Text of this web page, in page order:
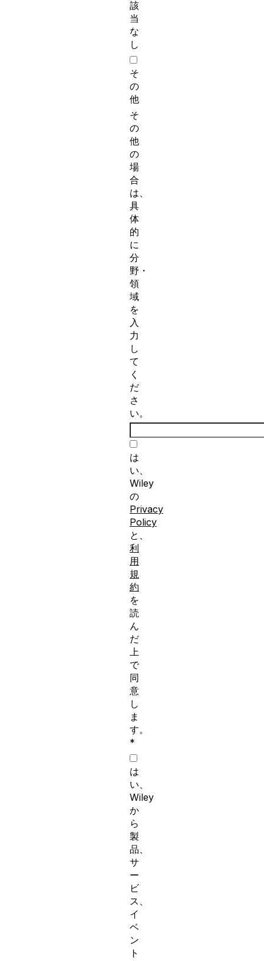
該
当
な
し
そ
の
他
そ
の
他
の
場
合
は、
具
体
的
に
分
野・
領
域
を
入
力
し
て
く
だ
さ
い。
は
い、
Wiley
の
Privacy
Policy
と、
利
用
規
約
を
読
ん
だ
上
で
同
意
し
ま
す。
*
は
い、
Wiley
か
ら
製
品、
サ
ー
ビ
ス、
イ
ベ
ン
ト